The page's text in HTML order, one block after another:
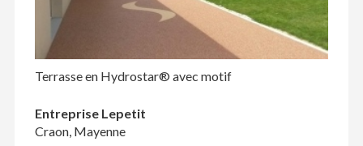
Terrasse en Hydrostar® avec motif
Entreprise Lepetit
Craon, Mayenne